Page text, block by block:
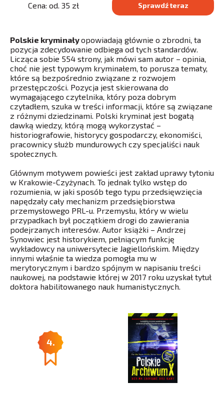
Cena: od. 35 zł Sprawdź teraz
Polskie kryminałyopowiadają głównie o zbrodni, ta
pozycja zdecydowanie odbiega od tych standardów.
Licząca sobie 554 strony, jak mówi sam autor – opinia,
choć nie jest typowym kryminałem, to porusza tematy,
które są bezpośrednio związane z rozwojem
przestępczości. Pozycja jest skierowana do
wymagającego czytelnika, który poza dobrym
czytadłem, szuka w treści informacji, które są związane
z różnymi dziedzinami. Polski kryminał jest bogatą
dawką wiedzy, którą mogą wykorzystać –
historiografowie, historycy gospodarczy, ekonomiści,
pracownicy służb mundurowych czy specjaliści nauk
społecznych.
Głównym motywem powieści jest zakład uprawy tytoniu
w Krakowie-Czyżynach. To jednak tylko wstęp do
rozumienia, w jaki sposób tego typu przedsięwzięcia
napędzały cały mechanizm przedsiębiorstwa
przemysłowego PRL-u. Przemysłu, który w wielu
przypadkach był początkiem drogi do zawierania
podejrzanych interesów. Autor książki – Andrzej
Synowiec jest historykiem, pełniącym funkcję
wykładowcy na uniwersytecie Jagiellońskim. Między
innymi właśnie ta wiedza pomogła mu w
merytorycznym i bardzo spójnym w napisaniu treści
naukowej, na podstawie której w 2017 roku uzyskał tytuł
doktora habilitowanego nauk humanistycznych.
4.